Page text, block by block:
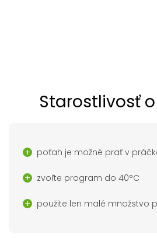
Starostlivosť
poťah je možné prať v
zvoľte program do 40°C
použite len malé množstvo